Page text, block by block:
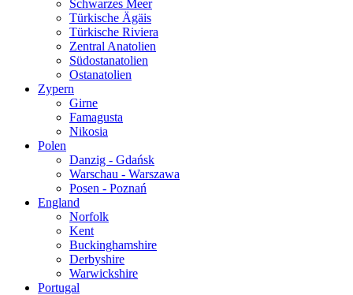
Schwarzes Meer
Türkische Ägäis
Türkische Riviera
Zentral Anatolien
Südostanatolien
Ostanatolien
Zypern
Girne
Famagusta
Nikosia
Polen
Danzig - Gdańsk
Warschau - Warszawa
Posen - Poznań
England
Norfolk
Kent
Buckinghamshire
Derbyshire
Warwickshire
Portugal